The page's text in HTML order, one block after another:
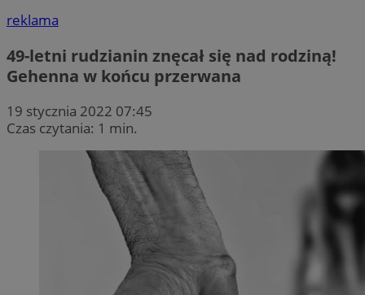
reklama
49-letni rudzianin znęcał się nad rodziną!
Gehenna w końcu przerwana
19 stycznia 2022 07:45
Czas czytania: 1 min.